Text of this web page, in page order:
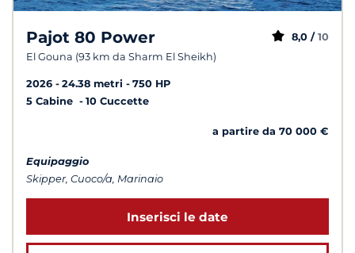
Pajot 80 Power
El Gouna (93 km da Sharm El Sheikh)
8,0 / 10
2026 24.38 metri
750 HP
5 Cabine
10 Cuccette
a partire da 70 000 €
Equipaggio
Skipper, Cuoco/a, Marinaio
Inserisci le date